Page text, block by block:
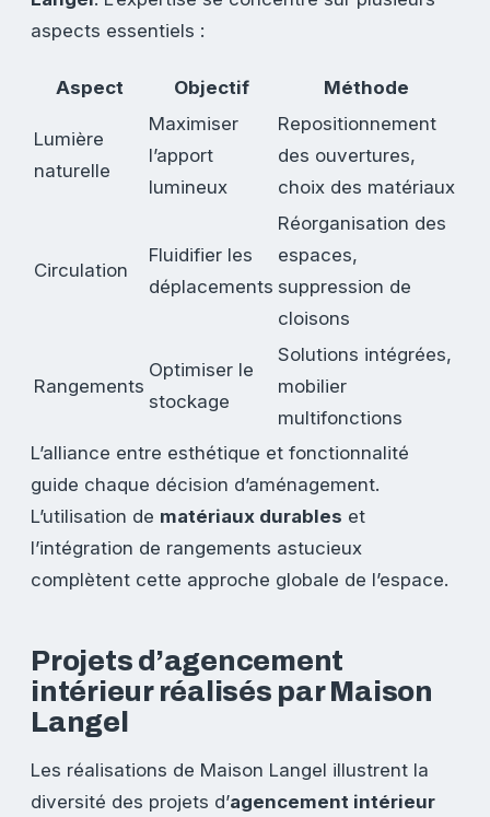
aspects essentiels :
Aspect Objectif Méthode
Lumière
naturelle
Maximiser
l’apport
lumineux
Repositionnement
des ouvertures,
choix des matériaux
Circulation
Fluidifier les
déplacements
Réorganisation des
espaces,
suppression de
cloisons
Rangements
Optimiser le
stockage
Solutions intégrées,
mobilier
multifonctions
L’alliance entre esthétique et fonctionnalité
guide chaque décision d’aménagement.
L’utilisation de matériaux durables et
l’intégration de rangements astucieux
complètent cette approche globale de l’espace.
Projets d’agencement
intérieur réalisés par Maison
Langel
Les réalisations de Maison Langel illustrent la
diversité des projets d’agencement intérieur